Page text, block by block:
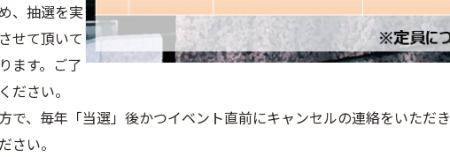
、抽選を実
せて頂いて
ます。ご了
ださい。
で、毎年「当選」後かつイベント直前にキャンセルの連絡をいただ
さい。